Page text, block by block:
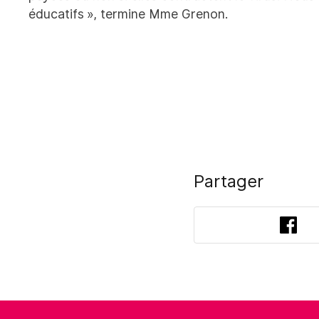
éducatifs », termine Mme Grenon.
Partager